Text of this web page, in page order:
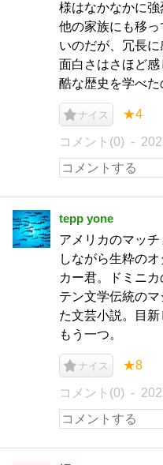
様はなかなかに強
他の家族にも移
いのだが、冗長
面白さはさほど
酷な歴史を学べた
ナイス ★4
コメント(0)
tepp yone
アメリカのマッ
しながら生粋の
カー君。ドミニ
テン文学伝統の
た文芸小説。目
もう一つ。
ナイス ★8
コメント(0)